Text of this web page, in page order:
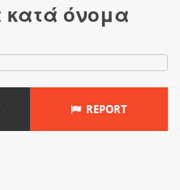
κατά όνομα
REPORT